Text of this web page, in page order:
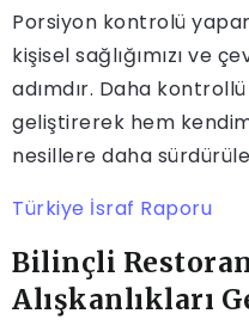
Porsiyon kontrolü
kişisel sağlığımızı ve
adımdır. Daha
geliştirerek hem
nesillere daha
Türkiye İsraf Raporu
Bilinçli Restoran
Alışkanlıkları